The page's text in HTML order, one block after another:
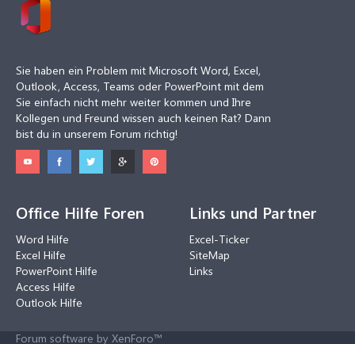
Sie haben ein Problem mit Microsoft Word, Excel,
Outlook, Access, Teams oder PowerPoint mit dem
Sie einfach nicht mehr weiter kommen und Ihre
Kollegen und Freund wissen auch keinen Rat? Dann
bist du in unserem Forum richtig!
Office Hilfe Foren
Word Hilfe
Excel Hilfe
PowerPoint Hilfe
Access Hilfe
Outlook Hilfe
Links und Partner
Excel-Ticker
SiteMap
Links
Forum software by XenForo™